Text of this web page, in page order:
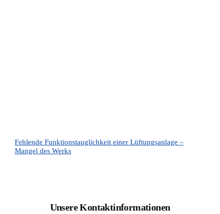
Fehlende Funktionstauglichkeit einer Lüftungsanlage –
Mangel des Werks
Unsere Kontaktinformationen